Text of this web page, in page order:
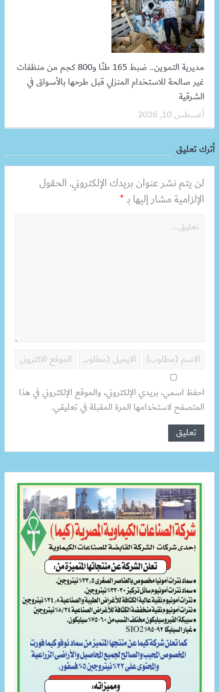
مديرية التموين.. ضبط 165 طنًا و800 كجم من منظفات
غير صالحة للاستخدام المنزلي قبل طرحها بالأسواق في
الشرقية
أغسطس 10, 2026
أترك تعليق
لن يتم نشر عنوان بريدك الإلكتروني.الحقول
الإلزامية مشار إليها بـ*
احفظ اسمي، بريدي الإلكتروني، والموقع الإلكتروني في هذا
المتصفح لاستخدامها المرة المقبلة في تعليقي.